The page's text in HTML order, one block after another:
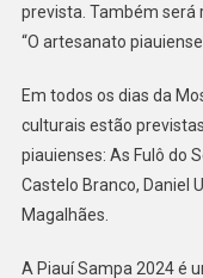
prevista. Também será
“O artesanato
Em todos os dias da
culturais estão
piauienses: As Fulô do
Castelo Branco, Daniel
Magalhães.
A Piauí Sampa 2024 é